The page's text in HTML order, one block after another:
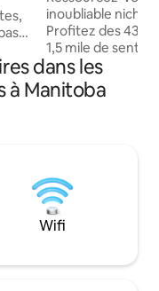
à
inoubliable niché
Profitez des 43
1,5 mile de sentiers
d'autres sentiers
de fond
provinciale de
cabane dans les
les couples et les familles !
niveau du sol est
empêcher les
pour 7 personnes.
dans les
à Manitoba
Wifi